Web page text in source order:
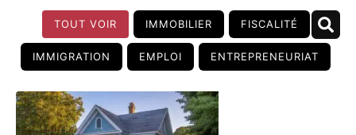
TOUT VOIR IMMOBILIER FISCALITÉ
IMMIGRATION EMPLOI ENTREPRENEURIAT